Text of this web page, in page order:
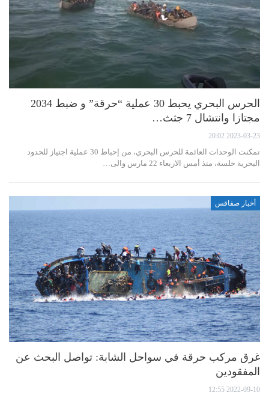
الحرس البحري يحبط 30 عملية “حرقة” و ضبط 2034
مجتازا وانتشال 7 جثث…
2023-03-23 20:02
تمكنت الوحدات العائمة للحرس البحري، من إحباط 30 عملية اجتياز للحدود
البحرية خلسة، منذ أمس الاربعاء 22 مارس والى…
أخبار صفاقس
غرق مركب حرقة في سواحل الشابة: تواصل البحث عن
المفقودين
2022-09-10 12:55